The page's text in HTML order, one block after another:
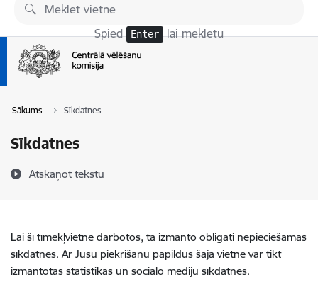
Pāriet uz lapas saturu
Spied Enter lai meklētu
Sākums Sīkdatnes
Sīkdatnes
Atskaņot tekstu
Lai šī tīmekļvietne darbotos, tā izmanto obligāti nepieciešamās
sīkdatnes. Ar Jūsu piekrišanu papildus šajā vietnē var tikt
izmantotas statistikas un sociālo mediju sīkdatnes.